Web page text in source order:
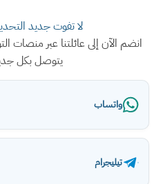
لا تفوت جديد
انضم الآن إلى عائلتنا عبر منصات
يتوصل بكل
واتساب
تيليجرام